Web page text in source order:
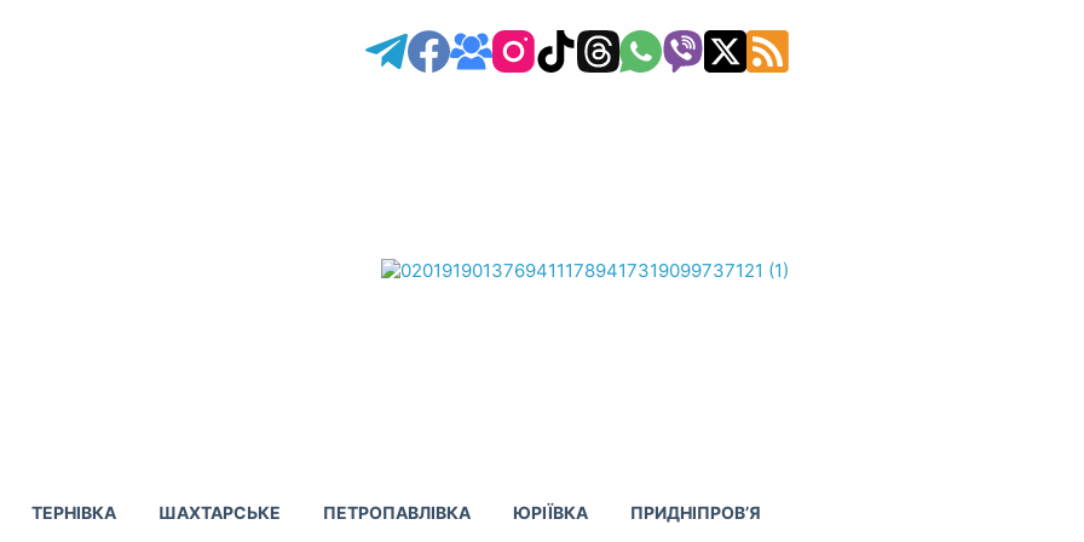
ТЕРНІВКА ШАХТАРСЬКЕ ПЕТРОПАВЛІВКА ЮРІЇВКА ПРИДНІПРОВ’Я